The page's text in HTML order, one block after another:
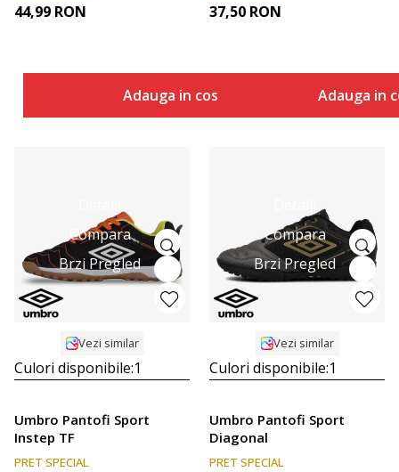
44,99 RON
Adauga in cos
37,50 RON
Adauga in
Compara
Brzi Pregled
Vezi similar
Culori disponibile:1
Umbro Pantofi Sport
Instep TF
PRET SPECIAL
Compara
Brzi Pregled
Vezi similar
Culori disponibile:1
Umbro Pantofi Sport
Diagonal
PRET SPECIAL